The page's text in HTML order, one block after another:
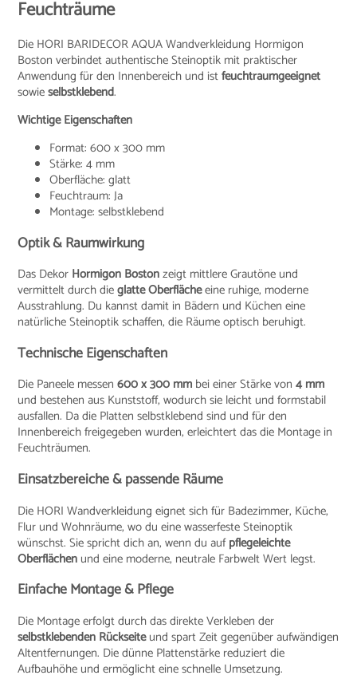
Feuchträume
Die HORI BARIDECOR AQUA Wandverkleidung Hormigon
Boston verbindet authentische Steinoptik mit praktischer
Anwendung für den Innenbereich und istfeuchtraumgeeignet
sowieselbstklebend.
Wichtige Eigenschaften
Format: 600 x 300 mm
Stärke: 4 mm
Oberfläche: glatt
Feuchtraum: Ja
Montage: selbstklebend
Optik & Raumwirkung
Das Dekor Hormigon Bostonzeigt mittlere Grautöne und
vermittelt durch dieglatte Oberflächeeine ruhige, moderne
Ausstrahlung. Du kannst damit in Bädern und Küchen eine
natürliche Steinoptik schaffen, die Räume optisch beruhigt.
Technische Eigenschaften
Die Paneele messen600 x 300 mm bei einer Stärke von4 mm
und bestehen aus Kunststoff, wodurch sie leicht und formstabil
ausfallen. Da die Platten selbstklebend sind und für den
Innenbereich freigegeben wurden, erleichtert das die Montage in
Feuchträumen.
Einsatzbereiche & passende Räume
Die HORI Wandverkleidung eignet sich für Badezimmer, Küche,
Flur und Wohnräume, wo du eine wasserfeste Steinoptik
wünschst. Sie spricht dich an, wenn du aufpflegeleichte
Oberflächen und eine moderne, neutrale Farbwelt Wert legst.
Einfache Montage & Pflege
Die Montage erfolgt durch das direkte Verkleben der
selbstklebenden Rückseiteund spart Zeit gegenüber aufwändigen
Altentfernungen. Die dünne Plattenstärke reduziert die
Aufbauhöhe und ermöglicht eine schnelle Umsetzung.